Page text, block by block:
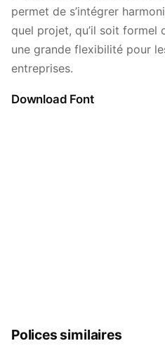
permet de s’intégrer
quel projet, qu’il soit formel
une grande flexibilité pour
entreprises.
Download Font
Polices similaires